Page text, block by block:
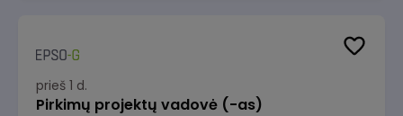
prieš 1 d.
Pirkimų projektų vadovė (-as)